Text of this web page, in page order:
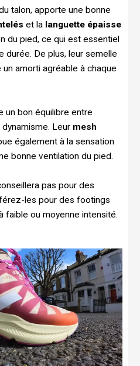
talon, apporte une bonne
et la languette épaisse
du pied, ce qui est essentiel
durée. De plus, leur semelle
amorti agréable à chaque
un bon équilibre entre
Leur mesh
également à la sensation
bonne ventilation du pied.
pas pour des
les pour des footings
faible ou moyenne intensité.